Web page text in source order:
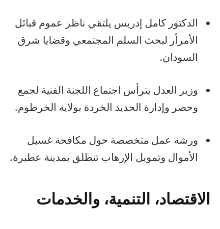
الدكتور كامل إدريس يلتقي ناظر عموم قبائل
الأمرأر لبحث السلم المجتمعي وقضايا شرق
السودان.
وزير العدل يترأس اجتماع اللجنة الفنية لجمع
وحصر وإدارة الحديد الخردة بولاية الخرطوم.
ورشة عمل متخصصة حول مكافحة غسيل
الأموال وتمويل الإرهاب تنطلق بمدينة عطبرة.
الاقتصاد، التنمية، والخدمات